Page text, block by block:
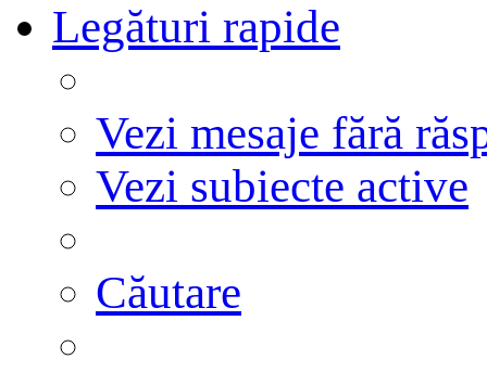
Legături rapide
Vezi mesaje fără
Vezi subiecte active
Căutare